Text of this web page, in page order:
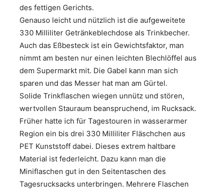
des fettigen Gerichts.
Genauso leicht und nützlich ist die aufgeweitete
330 Milliliter Getränkeblechdose als Trinkbecher.
Auch das Eßbesteck ist ein Gewichtsfaktor, man
nimmt am besten nur einen leichten Blechlöffel aus
dem Supermarkt mit. Die Gabel kann man sich
sparen und das Messer hat man am Gürtel.
Solide Trinkflaschen wiegen unnütz und stören,
wertvollen Stauraum beanspruchend, im Rucksack.
Früher hatte ich für Tagestouren in wasserarmer
Region ein bis drei 330 Milliliter Fläschchen aus
PET Kunststoff dabei. Dieses extrem haltbare
Material ist federleicht. Dazu kann man die
Miniflaschen gut in den Seitentaschen des
Tagesrucksacks unterbringen. Mehrere Flaschen